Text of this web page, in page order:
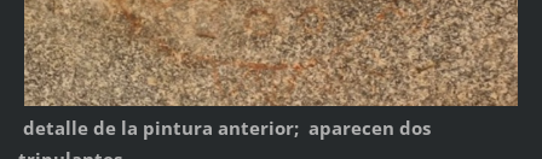
detalle de la pintura anterior; aparecen dos